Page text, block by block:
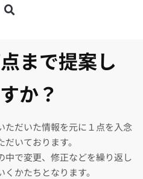
まで提案し
か？
ただいた情報を元に１点を入念
いております。
中で変更、修正などを繰り返し
かたちとなります。